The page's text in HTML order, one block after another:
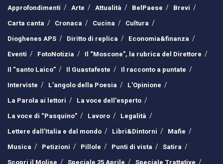
Approfondimenti
Arte Attualità BelPaese
Brevi
Carta canta
Cronaca Cucina
Cultura
Dioghenes APS
Diritto di replica
Economia&finanza
Eventi
FotoNotizia
Il “Moscone”, la rubrica del Direttore
Il “santo Laico”
Il Guastafeste
Il racconto a puntate
Interviste
L’angolo della Poesia
L’Opinione
La Parola ai lettori
La voce dell’esperto
La voce di “Pasquino”
Lavoro
Legalità
Lettere dall’Italia e dal mondo
Libri&Dintorni
Mafie
Musica
Petizioni Pillole Punti di vista
Satira